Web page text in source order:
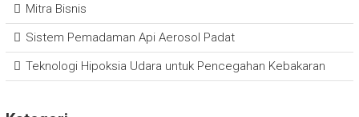
p
Mitra Bisnis
Sistem Pemadaman Api Aerosol Padat
Teknologi Hipoksia Udara untuk Pencegahan Kebakaran